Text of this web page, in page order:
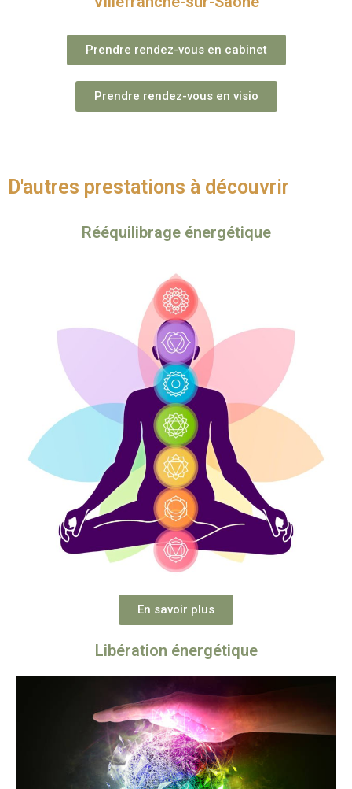
Prendre rendez-vous en cabinet
Prendre rendez-vous en visio
D'autres prestations à découvrir
Rééquilibrage énergétique
En savoir plus
Libération énergétique